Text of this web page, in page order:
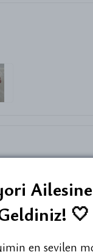
koku çok güzel
çok güzel , taşıma🤍
en sevilen